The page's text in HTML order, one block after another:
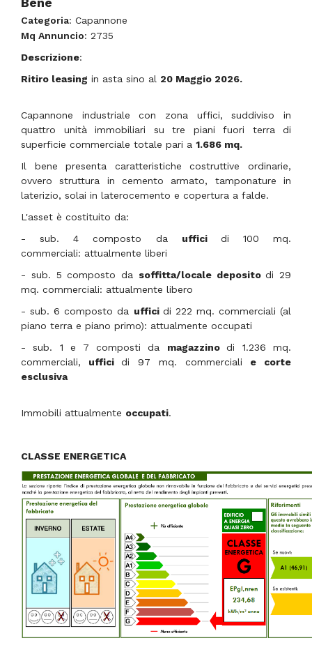
Categoria: Capannone
Mq Annuncio: 2735
Descrizione:
Ritiro leasing in asta sino al 20 Maggio 2026.
Capannone industriale con zona uffici, suddiviso in
quattro unità immobiliari su tre piani fuori terra di
superficie commerciale totale pari a 1.686 mq.
Il bene presenta caratteristiche costruttive ordinarie,
ovvero struttura in cemento armato, tamponature in
laterizio, solai in laterocemento e copertura a falde.
L'asset è costituito da:
- sub. 4 composto da uffici di 100 mq.
commerciali: attualmente liberi
- sub. 5 composto da soffitta/locale depositodi 29
mq. commerciali: attualmente libero
- sub. 6 composto da uffici di 222 mq. commerciali (al
piano terra e piano primo): attualmente occupati
- sub. 1 e 7 composti da magazzinodi 1.236 mq.
commerciali, ufficidi 97 mq. commerciali e corte
esclusiva
Immobili attualmente occupati.
CLASSE ENERGETICA